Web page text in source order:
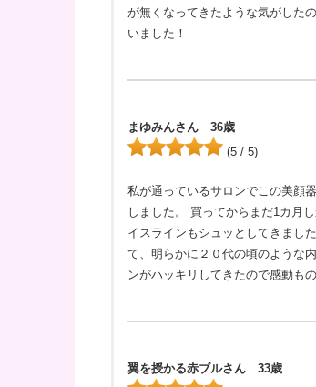
が無くなってきたような気がした
いました！
まゆみんさん 36歳
(5 / 5)
私が通っているサロンでこの美顔
しました。 買ってからまだ1カ月
イスラインもシュッとしてきまし
て、明らかに２０代の頃のような
ンがハッキリしてきたので感動もの
翼を授かる赤ブルさん 33歳